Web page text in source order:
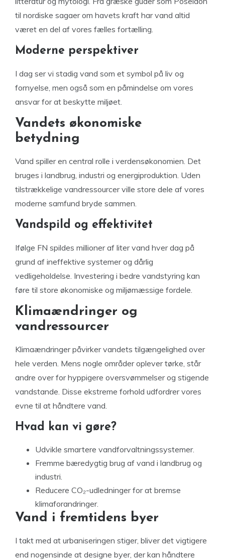
til nordiske sagaer om havets kraft har vand altid
været en del af vores fælles fortælling.
Moderne perspektiver
I dag ser vi stadig vand som et symbol på liv og
fornyelse, men også som en påmindelse om vores
ansvar for at beskytte miljøet.
Vandets økonomiske
betydning
Vand spiller en central rolle i verdensøkonomien. Det
bruges i landbrug, industri og energiproduktion. Uden
tilstrækkelige vandressourcer ville store dele af vores
moderne samfund bryde sammen.
Vandspild og effektivitet
Ifølge FN spildes millioner af liter vand hver dag på
grund af ineffektive systemer og dårlig
vedligeholdelse. Investering i bedre vandstyring kan
føre til store økonomiske og miljømæssige fordele.
Klimaændringer og
vandressourcer
Klimaændringer påvirker vandets tilgængelighed over
hele verden. Mens nogle områder oplever tørke, står
andre over for hyppigere oversvømmelser og stigende
vandstande. Disse ekstreme forhold udfordrer vores
evne til at håndtere vand.
Hvad kan vi gøre?
Udvikle smartere vandforvaltningssystemer.
Fremme bæredygtig brug af vand i landbrug og
industri.
Reducere CO₂-udledninger for at bremse
klimaforandringer.
Vand i fremtidens byer
I takt med at urbaniseringen stiger, bliver det vigtigere
end nogensinde at designe byer, der kan håndtere